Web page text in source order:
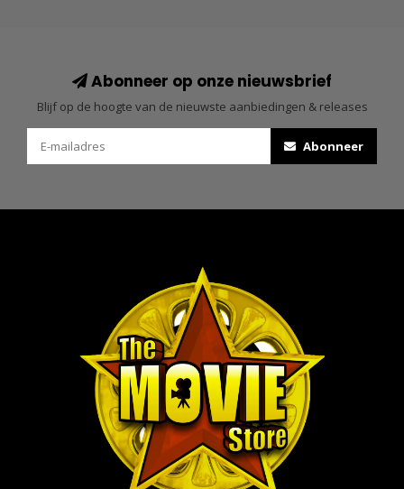
Abonneer op onze nieuwsbrief
Blijf op de hoogte van de nieuwste aanbiedingen & releases
Abonneer